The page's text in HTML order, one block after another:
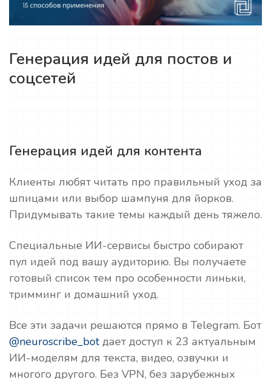
Генерация идей для постов и
соцсетей
Генерация идей для контента
Клиенты любят читать про правильный уход за
шпицами или выбор шампуня для йорков.
Придумывать такие темы каждый день тяжело.
Специальные ИИ-сервисы быстро собирают
пул идей под вашу аудиторию. Вы получаете
готовый список тем про особенности линьки,
тримминг и домашний уход.
Все эти задачи решаются прямо в Telegram. Бот
@neuroscribe_botдает доступ к 23 актуальным
ИИ-моделям для текста, видео, озвучки и
многого другого. Без VPN, без зарубежных